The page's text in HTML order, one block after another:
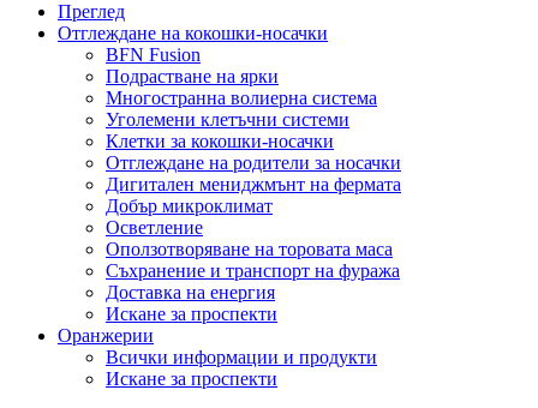
Преглед
Отглеждане на кокошки-носачки
BFN Fusion
Подрастване на ярки
Многостранна волиерна система
Уголемени клетъчни системи
Клетки за кокошки-носачки
Отглеждане на родители за носачки
Дигитален мениджмънт на фермата
Добър микроклимат
Осветление
Оползотворяване на торовата маса
Съхранение и транспорт на фуража
Доставка на енергия
Искане за проспекти
Оранжерии
Всички информации и продукти
Искане за проспекти